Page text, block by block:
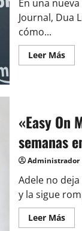
En una
Journal, Dua
cómo...
Leer MásLeer
más
no
sea
lo
mis
fans
«Easy On
semanas
Administrador
Adele no
y la sigue
Leer MásLeer
más